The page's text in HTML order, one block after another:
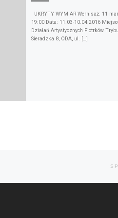
UKRYTY WYMIAR Wernisaż: 11
19:00 Data: 11.03-10.04.2016
Działań Artystycznych Piotrków
Sieradzka 8, ODA, ul. […]